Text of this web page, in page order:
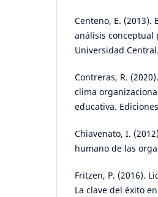
Centeno, E. (2013).
análisis conceptual
Universidad Central.
Contreras, R.
clima
educativa.
Chiavenato, I.
humano de las
Fritzen, P. (2016).
La clave del éxito